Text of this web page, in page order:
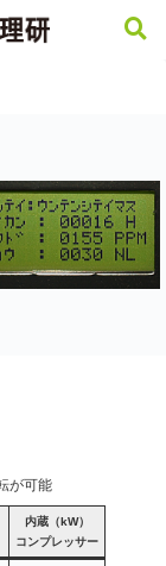
が可能
内蔵（kW）
コンプレッサー